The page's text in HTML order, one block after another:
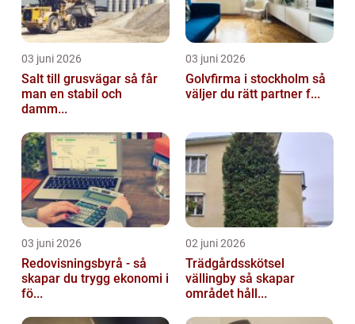
03 juni 2026
Salt till grusvägar så får
man en stabil och
damm...
03 juni 2026
Golvfirma i stockholm så
väljer du rätt partner f...
03 juni 2026
Redovisningsbyrå - så
skapar du trygg ekonomi i
fö...
02 juni 2026
Trädgårdsskötsel
vällingby så skapar
området håll...